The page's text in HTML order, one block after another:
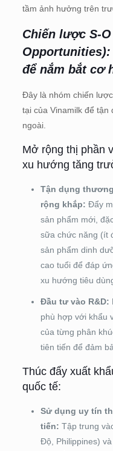
tầm ảnh hưởng trên
Chiến lược S-
Opportunities):
để nắm bắt cơ
Đây là nhóm chiến
tại của Vinamilk để
ngoài.
Mở rộng thị phần
xu hướng tăng
Tận dụng
rộng khắp: Đẩy
sản phẩm mới,
sữa chức năng (ít
sản phẩm dinh
cao tuổi để đáp
xu hướng tiêu
Đầu tư vào R&D:
phù hợp với khẩu
của từng phân
tiên tiến để đảm
Thúc đẩy xuất
quốc tế:
Sử dụng uy tín
tiến: Tập trung
Độ, Philippines)